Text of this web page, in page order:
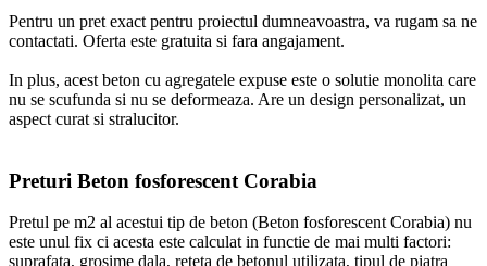
Pentru un pret exact pentru proiectul dumneavoastra, va rugam sa ne
contactati. Oferta este gratuita si fara angajament.
In plus, acest beton cu agregatele expuse este o solutie monolita care
nu se scufunda si nu se deformeaza. Are un design personalizat, un
aspect curat si stralucitor.
Preturi Beton fosforescent Corabia
Pretul pe m2 al acestui tip de beton (Beton fosforescent Corabia) nu
este unul fix ci acesta este calculat in functie de mai multi factori:
suprafata, grosime dala, reteta de betonul utilizata, tipul de piatra